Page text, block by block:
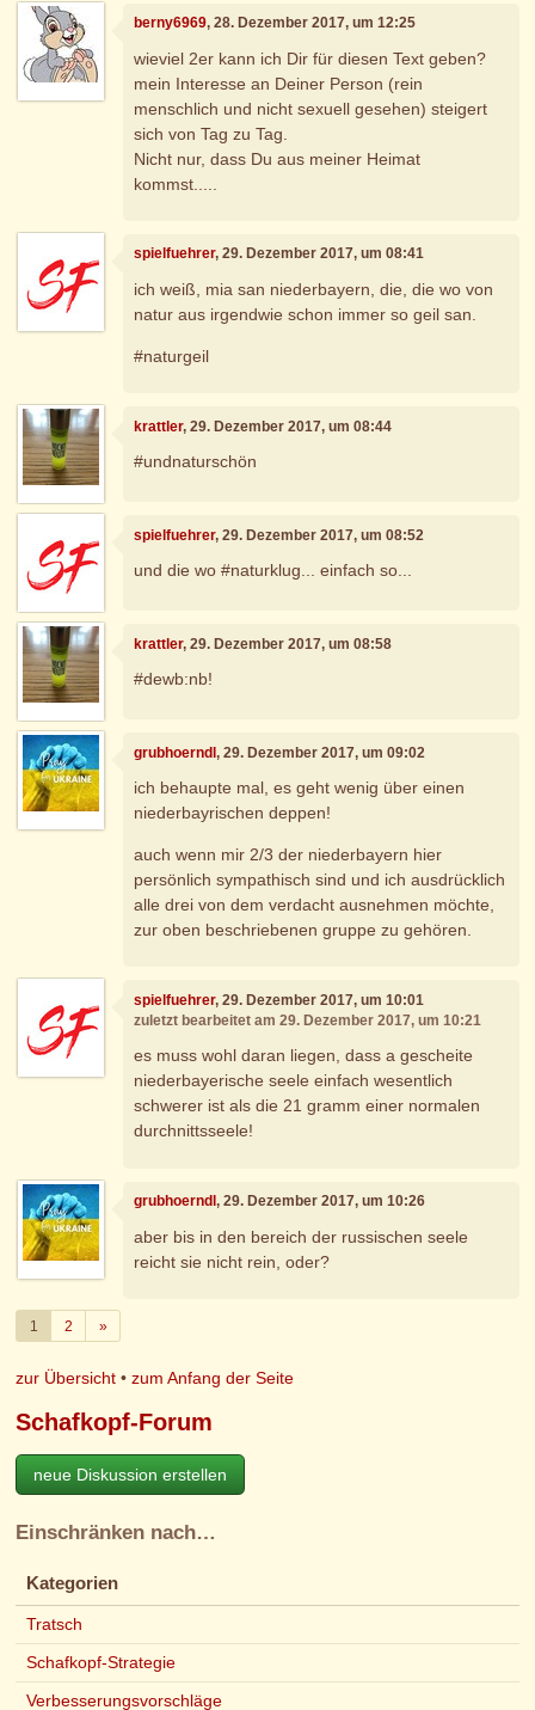
berny6969, 28. Dezember 2017, um 12:25
wieviel 2er kann ich Dir für diesen Text geben?
mein Interesse an Deiner Person (rein
menschlich und nicht sexuell gesehen) steigert
sich von Tag zu Tag.
Nicht nur, dass Du aus meiner Heimat
kommst.....
spielfuehrer, 29. Dezember 2017, um 08:41
ich weiß, mia san niederbayern, die, die wo von
natur aus irgendwie schon immer so geil san.
#naturgeil
krattler, 29. Dezember 2017, um 08:44
#undnaturschön
spielfuehrer, 29. Dezember 2017, um 08:52
und die wo #naturklug... einfach so...
krattler, 29. Dezember 2017, um 08:58
#dewb:nb!
grubhoerndl, 29. Dezember 2017, um 09:02
ich behaupte mal, es geht wenig über einen
niederbayrischen deppen!
auch wenn mir 2/3 der niederbayern hier
persönlich sympathisch sind und ich ausdrücklich
alle drei von dem verdacht ausnehmen möchte,
zur oben beschriebenen gruppe zu gehören.
spielfuehrer, 29. Dezember 2017, um 10:01
zuletzt bearbeitet am 29. Dezember 2017, um 10:21
es muss wohl daran liegen, dass a gescheite
niederbayerische seele einfach wesentlich
schwerer ist als die 21 gramm einer normalen
durchnittsseele!
grubhoerndl, 29. Dezember 2017, um 10:26
aber bis in den bereich der russischen seele
reicht sie nicht rein, oder?
1 2 »Weiter
zur Übersicht •zum Anfang der Seite
Schafkopf-Forum
neue Diskussion erstellen
Einschränken nach…
Kategorien
Tratsch
Schafkopf-Strategie
Verbesserungsvorschläge